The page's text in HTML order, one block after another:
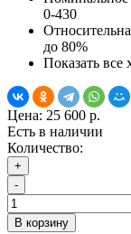
0-430
до 80%
Показать все
Цена: 25 600 р.
Есть в наличии
Количество:
+
-
В корзину